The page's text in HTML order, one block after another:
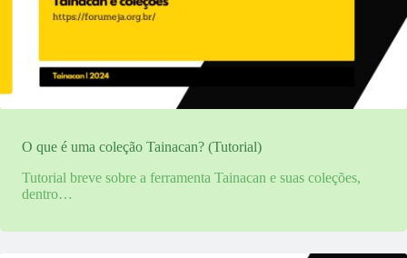
O que é uma coleção Tainacan? (Tutorial)
Tutorial breve sobre a ferramenta Tainacan e suas coleções,
dentro…